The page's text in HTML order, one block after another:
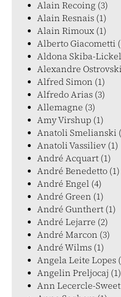
Alain Recoing (3)
Alain Resnais (1)
Alain Rimoux (1)
Alberto Giacometti
Aldona Skiba-
Alexandre
Alfred Simon (1)
Alfredo Arias (3)
Allemagne (3)
Amy Virshup (1)
Anatoli Smelianski
Anatoli Vassiliev (1)
André Acquart (1)
André Benedetto (1)
André Engel (4)
André Green (1)
André Gunthert (1)
André Lejarre (2)
André Marcon (3)
André Wilms (1)
Angela Leite Lopes
Angelin Preljocaj (1)
Ann Lecercle-Sweet